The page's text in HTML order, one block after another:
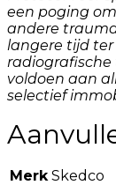
een poging
andere
langere tijd
radiografische
voldoen aan
selectief
Merk Skedco